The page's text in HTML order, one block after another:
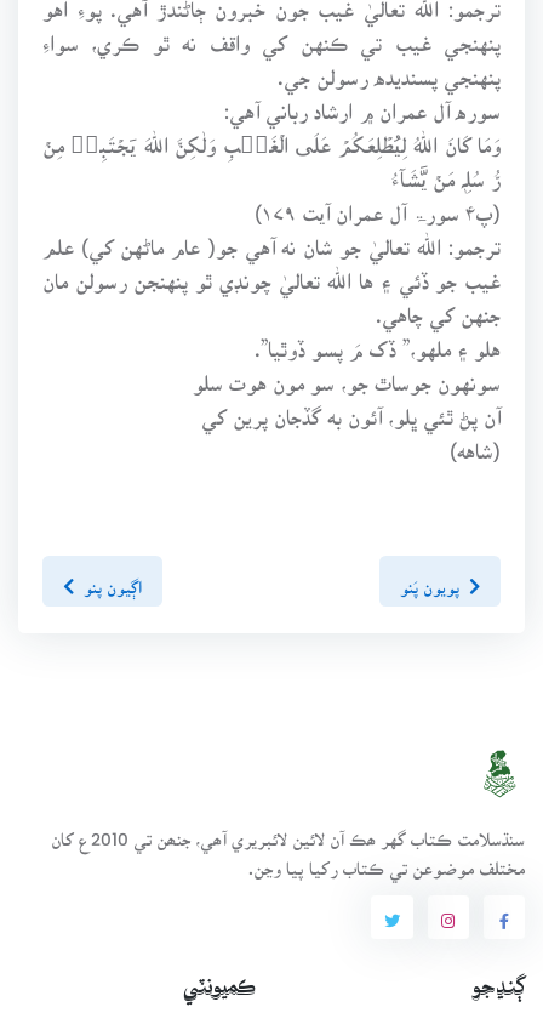
پنهنجي غيب تي ڪنهن کي واقف نه ٿو ڪري، سواءِ
پنهنجي پسنديده رسولن جي.
سوره آل عمران ۾ ارشاد رباني آهي:
وَمَا کَانَ اللہُ لِیُطۡلِعَکُمۡ عَلَی الۡغَیۡبِ وَلٰکِنَّ اللہَ یَجۡتَبِیۡ مِنۡ
رُّ سُلِہٖ مَنۡ یَّشَآءُ
(پ۴ سورۃ آل عمران آیت ۱۷۹)
ترجمو: الله تعاليٰ جو شان نه آهي جو( عام ماڻهن کي) علم
غيب جو ڏئي ۽ ها الله تعاليٰ چونڊي ٿو پنهنجن رسولن مان
جنهن کي چاهي.
هلو ۽ ملهو،” ڏک مَ پسو ڏوٿيا”.
سونهون جوساٿ جو، سو مون هوت سلو
آن پڻ ٿئي ڀلو، آئون به گڏجان پرين کي
(شاهه)
پويون پَنو اڳيون پنو
سنڌسلامت ڪتاب گهر ھڪ آن لائين لائبريري آھي، جنھن تي 2010ع کان
مختلف موضوعن تي ڪتاب رکيا پيا وڃن.
ڳنڍجو ڪميونٽي